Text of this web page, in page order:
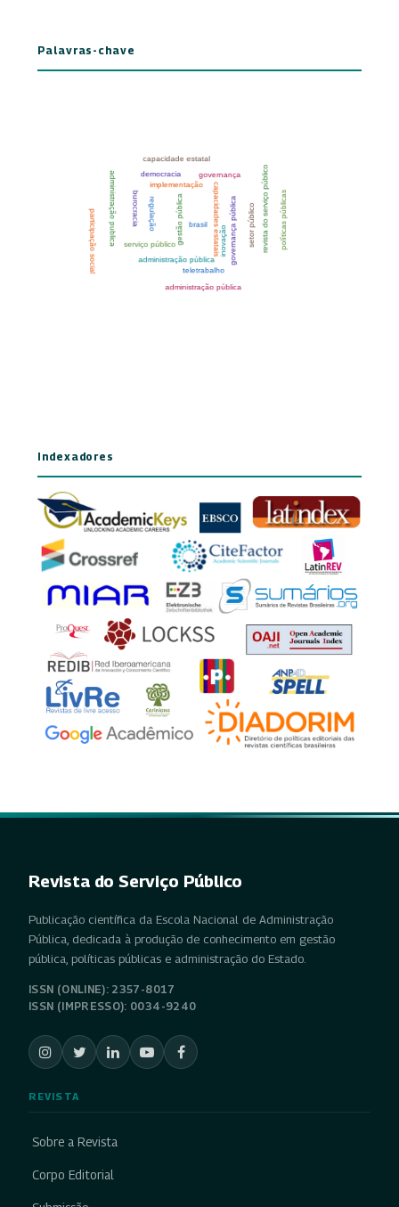
Palavras-chave
Indexadores
Revista do Serviço Público
Publicação científica da Escola Nacional de Administração
Pública, dedicada à produção de conhecimento em gestão
pública, políticas públicas e administração do Estado.
ISSN (ONLINE): 2357-8017
ISSN (IMPRESSO): 0034-9240
REVISTA
Sobre a Revista
Corpo Editorial